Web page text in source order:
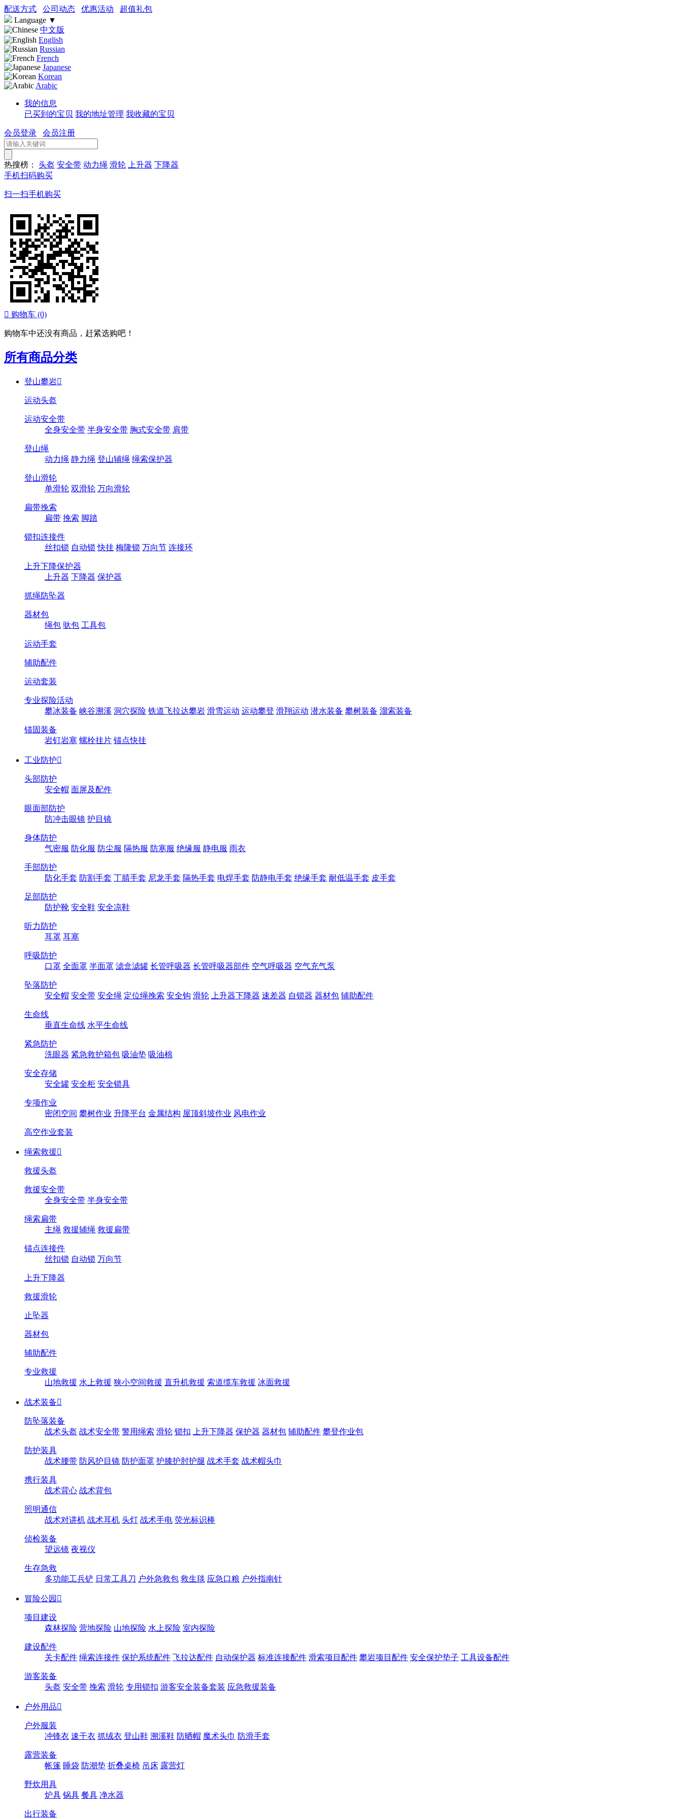
配送方式 公司动态 优惠活动
超值礼包
Language ▼
中文版
English
Russian
French
Japanese
Korean
Arabic
我的信息
已买到的宝贝 我的地址管理 我收藏的宝贝
会员登录 会员注册
热搜榜： 头盔 安全带 动力绳 滑轮 上升器 下降器
手机扫码购买
扫一扫手机购买
 购物车 (0)
购物车中还没有商品，赶紧选购吧！
所有商品分类
登山攀岩
运动头盔
运动安全带
全身安全带 半身安全带 胸式安全带 肩带
登山绳
动力绳 静力绳 登山辅绳 绳索保护器
登山滑轮
单滑轮 双滑轮 万向滑轮
扁带挽索
扁带 挽索 脚踏
锁扣连接件
丝扣锁 自动锁 快挂 梅隆锁 万向节 连接环
上升下降保护器
上升器 下降器 保护器
抓绳防坠器
器材包
绳包 驮包 工具包
运动手套
辅助配件
运动套装
专业探险活动
攀冰装备 峡谷溯溪 洞穴探险 铁道飞拉达攀岩 滑雪运动 运动攀登 滑翔运动 潜水装备 攀树装备 溜索装备
锚固装备
岩钉岩塞 螺栓挂片 锚点快挂
工业防护
头部防护
安全帽 面屏及配件
眼面部防护
防冲击眼镜 护目镜
身体防护
气密服 防化服 防尘服 隔热服 防寒服 绝缘服 静电服 雨衣
手部防护
防化手套 防割手套 丁腈手套 尼龙手套 隔热手套 电焊手套 防静电手套 绝缘手套 耐低温手套 皮手套
足部防护
防护靴 安全鞋 安全凉鞋
听力防护
耳罩 耳塞
呼吸防护
口罩 全面罩 半面罩 滤盒滤罐 长管呼吸器 长管呼吸器部件 空气呼吸器 空气充气泵
坠落防护
安全帽 安全带 安全绳 定位绳挽索 安全钩 滑轮 上升器下降器 速差器 自锁器 器材包 辅助配件
生命线
垂直生命线 水平生命线
紧急防护
洗眼器 紧急救护箱包 吸油垫 吸油棉
安全存储
安全罐 安全柜 安全锁具
专项作业
密闭空间 攀树作业 升降平台 金属结构 屋顶斜坡作业 风电作业
高空作业套装
绳索救援
救援头盔
救援安全带
全身安全带 半身安全带
绳索扁带
主绳 救援辅绳 救援扁带
锚点连接件
丝扣锁 自动锁 万向节
上升下降器
救援滑轮
止坠器
器材包
辅助配件
专业救援
山地救援 水上救援 狭小空间救援 直升机救援 索道缆车救援 冰面救援
战术装备
防坠落装备
战术头盔 战术安全带 警用绳索 滑轮 锁扣 上升下降器 保护器 器材包 辅助配件 攀登作业包
防护装具
战术腰带 防风护目镜 防护面罩 护膝护肘护腿 战术手套 战术帽头巾
携行装具
战术背心 战术背包
照明通信
战术对讲机 战术耳机 头灯 战术手电 荧光标识棒
侦检装备
望远镜 夜视仪
生存急救
多功能工兵铲 日常工具刀 户外急救包 救生毯 应急口粮 户外指南针
冒险公园 
项目建设
森林探险 营地探险 山地探险 水上探险 室内探险
建设配件
关卡配件 绳索连接件 保护系统配件 飞拉达配件 自动保护器 标准连接配件 滑索项目配件 攀岩项目配件 安全保护垫子 工具设备配件
游客装备
头盔 安全带 挽索 滑轮 专用锁扣 游客安全装备套装 应急救援装备
户外用品
户外服装
冲锋衣 速干衣 抓绒衣 登山鞋 溯溪鞋 防晒帽 魔术头巾 防滑手套
露营装备
帐篷 睡袋 防潮垫 折叠桌椅 吊床 露营灯
野炊用具
炉具 锅具 餐具 净水器
出行装备